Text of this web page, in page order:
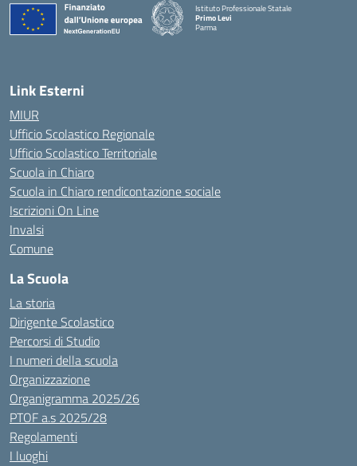
Istituto Professionale Statale
Primo Levi
Parma
Link Esterni
MIUR
Ufficio Scolastico Regionale
Ufficio Scolastico Territoriale
Scuola in Chiaro
Scuola in Chiaro rendicontazione sociale
Iscrizioni On Line
Invalsi
Comune
La Scuola
La storia
Dirigente Scolastico
Percorsi di Studio
I numeri della scuola
Organizzazione
Organigramma 2025/26
PTOF a.s 2025/28
Regolamenti
I luoghi